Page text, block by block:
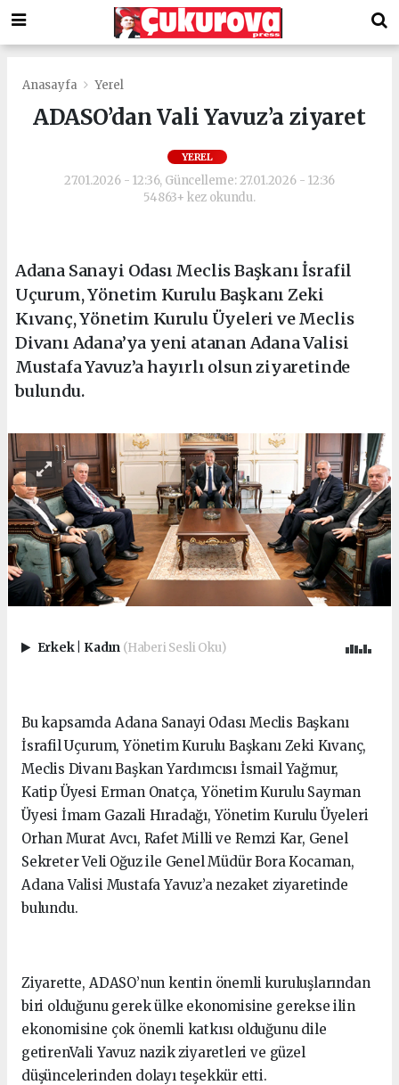
Anasayfa Yerel
ADASO’dan Vali Yavuz’a ziyaret
YEREL
27.01.2026 - 12:36, Güncelleme: 27.01.2026 - 12:36
54863+ kez okundu.
Adana Sanayi Odası Meclis Başkanı İsrafil
Uçurum, Yönetim Kurulu Başkanı Zeki
Kıvanç, Yönetim Kurulu Üyeleri ve Meclis
Divanı Adana’ya yeni atanan Adana Valisi
Mustafa Yavuz’a hayırlı olsun ziyaretinde
bulundu.
Erkek Kadın (Haberi Sesli Oku)
Bu kapsamda Adana Sanayi Odası Meclis Başkanı
İsrafil Uçurum, Yönetim Kurulu Başkanı Zeki Kıvanç,
Meclis Divanı Başkan Yardımcısı İsmail Yağmur,
Katip Üyesi Erman Onatça, Yönetim Kurulu Sayman
Üyesi İmam Gazali Hıradağı, Yönetim Kurulu Üyeleri
Orhan Murat Avcı, Rafet Milli ve Remzi Kar, Genel
Sekreter Veli Oğuz ile Genel Müdür Bora Kocaman,
Adana Valisi Mustafa Yavuz’a nezaket ziyaretinde
bulundu.
Ziyarette, ADASO’nun kentin önemli kuruluşlarından
biri olduğunu gerek ülke ekonomisine gerekse ilin
ekonomisine çok önemli katkısı olduğunu dile
getirenVali Yavuz nazik ziyaretleri ve güzel
düşüncelerinden dolayı teşekkür etti.